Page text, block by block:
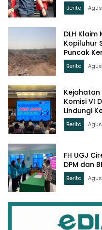
Berita
DLH
Kopiluhur
Puncak
Berita
Kejahatan
Komisi VI
Lindungi
Berita
FH UGJ
DPM dan
Berita